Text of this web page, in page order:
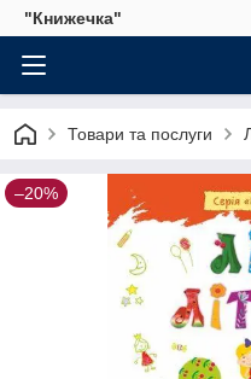
"Книжечка"
Товари та послуги
–20%